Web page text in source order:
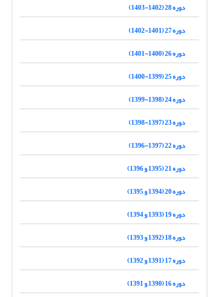
دوره 28 (1402-1403)
دوره 27 (1401-1402)
دوره 26 (1400-1401)
دوره 25 (1399-1400)
دوره 24 (1398-1399)
دوره 23 (1397-1398)
دوره 22 (1397-1396)
دوره 21 (1395 و 1396)
دوره 20 (1394 و 1395)
دوره 19 (1393 و 1394)
دوره 18 (1392 و 1393)
دوره 17 (1391 و 1392)
دوره 16 (1390 و 1391)